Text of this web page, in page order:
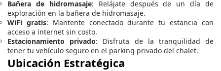
Bañera de hidromasaje: Relájate después de un día de
exploración en la bañera de hidromasaje.
WiFi gratis: Mantente conectado durante tu estancia con
acceso a internet sin costo.
Estacionamiento privado: Disfruta de la tranquilidad de
tener tu vehículo seguro en el parking privado del chalet.
Ubicación Estratégica